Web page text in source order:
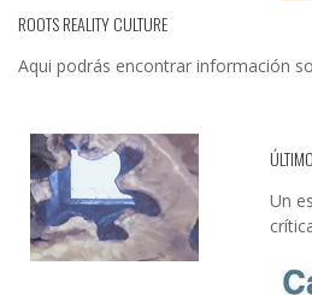
ROOTS REALITY CULTURE
Aqui podrás encontrar información
Un